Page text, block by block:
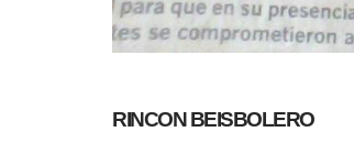
RINCON BEISBOLERO